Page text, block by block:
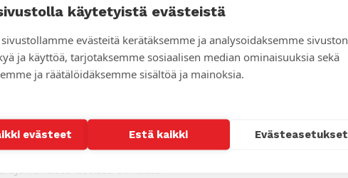
käytetyistä evästeistä
evästeitä kerätäksemme ja analysoidaksemme sivuston
ja käyttöä, tarjotaksemme sosiaalisen median ominaisuuksia sekä
ja räätälöidäksemme sisältöä ja mainoksia.
evästeet Estä kaikki Evästeasetukset
jonka heikkeneminen on nostanut
Etnisten poliittisten puolueiden
Puolueet ovat
mikä lisää polarisaatiota ja etnisten
pienille puolueille. Vaikka etniset
vaaleista, nykyinen
puolueita.
on nakertanut lisäksi maan
useissa etnisissä